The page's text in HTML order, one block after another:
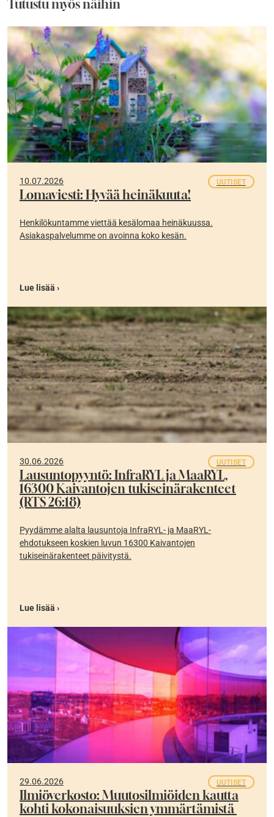
Tutustu myös näihin
10.07.2026 UUTISET
Lomaviesti: Hyvää heinäkuuta!
Henkilökuntamme viettää kesälomaa heinäkuussa.
Asiakaspalvelumme on avoinna koko kesän.
Lue lisää ›
30.06.2026 UUTISET
Lausuntopyyntö: InfraRYL ja MaaRYL,
16300 Kaivantojen tukiseinärakenteet
(RTS 26:18)
Pyydämme alalta lausuntoja InfraRYL- ja MaaRYL-
ehdotukseen koskien luvun 16300 Kaivantojen
tukiseinärakenteet päivitystä.
Lue lisää ›
29.06.2026 UUTISET
Ilmiöverkosto: Muutosilmiöiden kautta
kohti kokonaisuuksien ymmärtämistä